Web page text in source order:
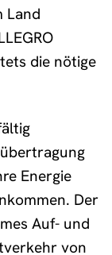
Land
die nötige
Energie
Der
Auf- und
von